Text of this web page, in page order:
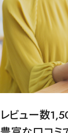
レビュー数